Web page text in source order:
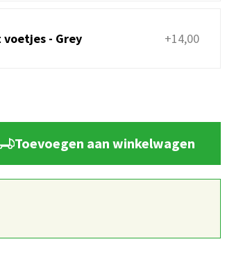
voetjes - Grey +14,00
Toevoegen aan winkelwagen